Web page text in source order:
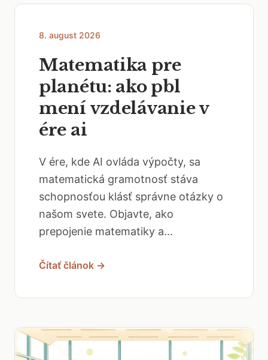
8. august 2026
Matematika pre
planétu: ako pbl
mení vzdelávanie v
ére ai
V ére, kde AI ovláda výpočty, sa
matematická gramotnosť stáva
schopnosťou klásť správne otázky o
našom svete. Objavte, ako
prepojenie matematiky a...
Čítať článok →